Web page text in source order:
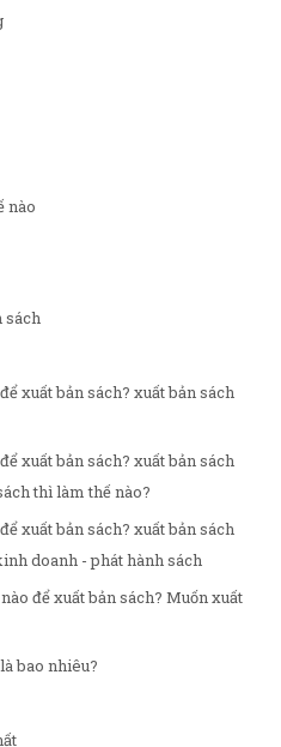
nào
sách
xuất bản sách? xuất bản sách
xuất bản sách? xuất bản sách
thì làm thế nào?
xuất bản sách? xuất bản sách
doanh - phát hành sách
để xuất bản sách? Muốn xuất
bao nhiêu?